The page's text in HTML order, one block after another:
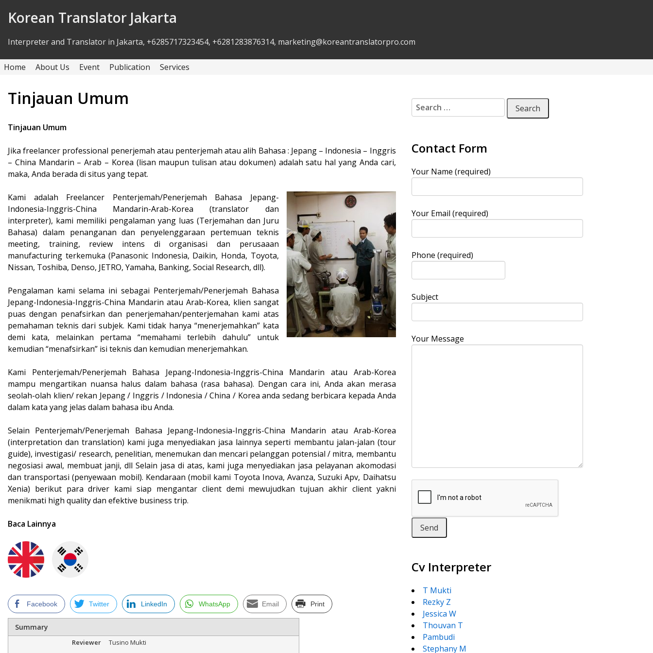
Korean Translator Jakarta
Interpreter and Translator in Jakarta, +6285717323454, +6281283876314, marketing@koreantranslatorpro.com
Home About Us Event Publication Services
Tinjauan Umum
Tinjauan Umum
Jika freelancer professional penerjemah atau penterjemah atau alih Bahasa : Jepang – Indonesia – Inggris
– China Mandarin – Arab – Korea (lisan maupun tulisan atau dokumen) adalah satu hal yang Anda cari,
maka, Anda berada di situs yang tepat.
Kami adalah Freelancer Penterjemah/Penerjemah Bahasa Jepang-
Indonesia-Inggris-China Mandarin-Arab-Korea (translator dan
interpreter), kami memiliki pengalaman yang luas (Terjemahan dan Juru
Bahasa) dalam penanganan dan penyelenggaraan pertemuan teknis
meeting, training, review intens di organisasi dan perusaaan
manufacturing terkemuka (Panasonic Indonesia, Daikin, Honda, Toyota,
Nissan, Toshiba, Denso, JETRO, Yamaha, Banking, Social Research, dll).
Pengalaman kami selama ini sebagai Penterjemah/Penerjemah Bahasa
Jepang-Indonesia-Inggris-China Mandarin atau Arab-Korea, klien sangat
puas dengan penafsirkan dan penerjemahan/penterjemahan kami atas
pemahaman teknis dari subjek. Kami tidak hanya “menerjemahkan” kata
demi kata, melainkan pertama “memahami terlebih dahulu” untuk
kemudian “menafsirkan” isi teknis dan kemudian menerjemahkan.
Kami Penterjemah/Penerjemah Bahasa Jepang-Indonesia-Inggris-China Mandarin atau Arab-Korea
mampu mengartikan nuansa halus dalam bahasa (rasa bahasa). Dengan cara ini, Anda akan merasa
seolah-olah klien/ rekan Jepang / Inggris / Indonesia / China / Korea anda sedang berbicara kepada Anda
dalam kata yang jelas dalam bahasa ibu Anda.
Selain Penterjemah/Penerjemah Bahasa Jepang-Indonesia-Inggris-China Mandarin atau Arab-Korea
(interpretation dan translation) kami juga menyediakan jasa lainnya seperti membantu jalan-jalan (tour
guide), investigasi/ research, penelitian, menemukan dan mencari pelanggan potensial / mitra, membantu
negosiasi awal, membuat janji, dll Selain jasa di atas, kami juga menyediakan jasa pelayanan akomodasi
dan transportasi (penyewaan mobil). Kendaraan (mobil kami Toyota Inova, Avanza, Suzuki Apv, Daihatsu
Xenia) berikut para driver kami siap mengantar client demi mewujudkan tujuan akhir client yakni
menikmati high quality dan efektive business trip.
Baca Lainnya
Facebook Twitter LinkedIn WhatsApp Email Print
Summary
Reviewer
Tusino Mukti
Search for:
Contact Form
Your Name (required)
Your Email (required)
Phone (required)
Subject
Your Message
Cv Interpreter
T Mukti
Rezky Z
Jessica W
Thouvan T
Pambudi
Stephany M